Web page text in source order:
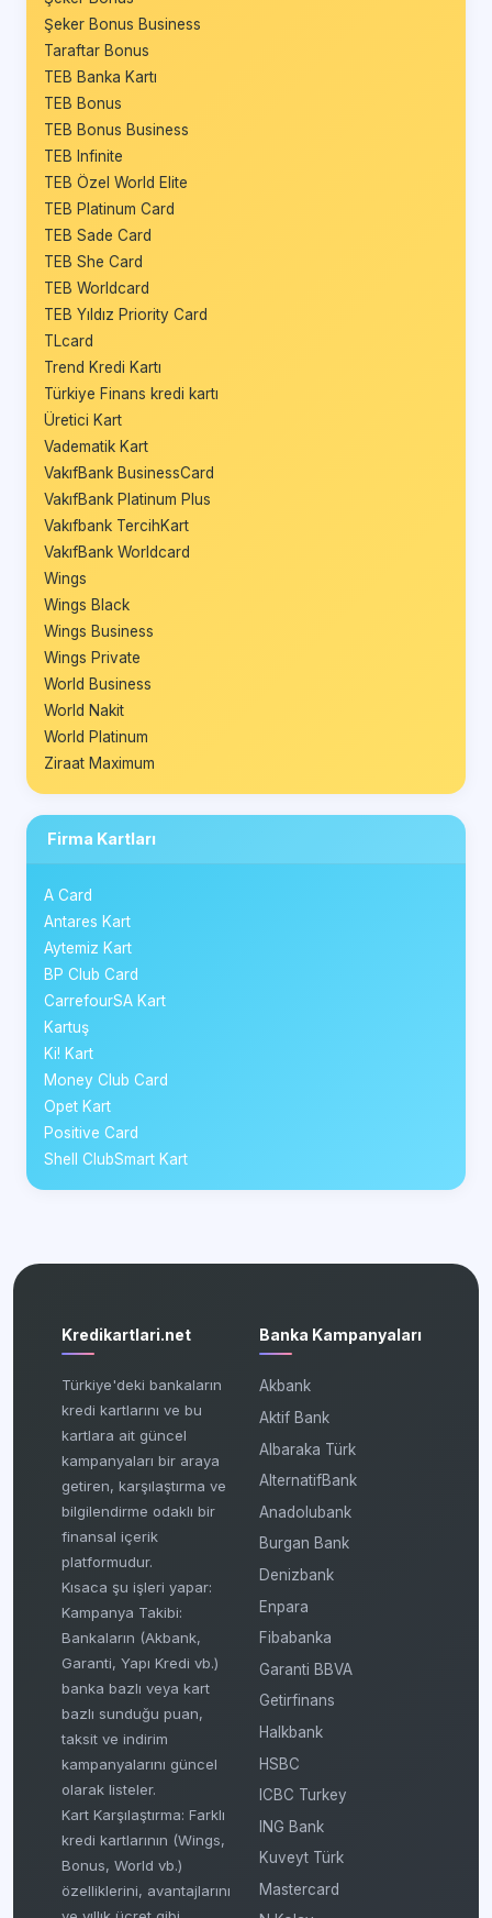
Şeker Bonus Business
Taraftar Bonus
TEB Banka Kartı
TEB Bonus
TEB Bonus Business
TEB Infinite
TEB Özel World Elite
TEB Platinum Card
TEB Sade Card
TEB She Card
TEB Worldcard
TEB Yıldız Priority Card
TLcard
Trend Kredi Kartı
Türkiye Finans kredi kartı
Üretici Kart
Vadematik Kart
VakıfBank BusinessCard
VakıfBank Platinum Plus
Vakıfbank TercihKart
VakıfBank Worldcard
Wings
Wings Black
Wings Business
Wings Private
World Business
World Nakit
World Platinum
Ziraat Maximum
Firma Kartları
A Card
Antares Kart
Aytemiz Kart
BP Club Card
CarrefourSA Kart
Kartuş
Ki! Kart
Money Club Card
Opet Kart
Positive Card
Shell ClubSmart Kart
Kredikartlari.net
Türkiye'deki bankaların
kredi kartlarını ve bu
kartlara ait güncel
kampanyaları bir araya
getiren, karşılaştırma ve
bilgilendirme odaklı bir
finansal içerik
platformudur.
Kısaca şu işleri yapar:
Kampanya Takibi:
Bankaların (Akbank,
Garanti, Yapı Kredi vb.)
banka bazlı veya kart
bazlı sunduğu puan,
taksit ve indirim
kampanyalarını güncel
olarak listeler.
Kart Karşılaştırma: Farklı
kredi kartlarının (Wings,
Bonus, World vb.)
özelliklerini, avantajlarını
Banka Kampanyaları
Akbank
Aktif Bank
Albaraka Türk
AlternatifBank
Anadolubank
Burgan Bank
Denizbank
Enpara
Fibabanka
Garanti BBVA
Getirfinans
Halkbank
HSBC
ICBC Turkey
ING Bank
Kuveyt Türk
Mastercard